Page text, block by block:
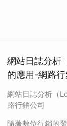
網站日誌分析
的應用-網路行
網站日誌分析（
路行銷公司
隨著數位行銷的